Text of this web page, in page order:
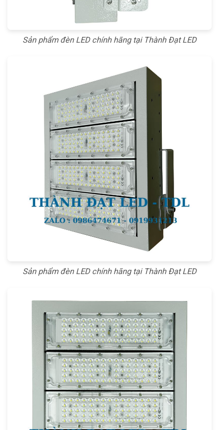
Sản phẩm đèn LED chính hãng tại Thành Đạt LED
Sản phẩm đèn LED chính hãng tại Thành Đạt LED